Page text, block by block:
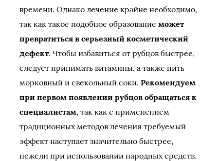
времени. Однако лечение крайне необходимо,
так как такое подобное образование может
превратиться в серьезный косметический
дефект. Чтобы избавиться от рубцов быстрее,
следует принимать витамины, а также пить
морковный и свекольный соки. Рекомендуем
при первом появлении рубцов обращаться к
специалистам, так как с применением
традиционных методов лечения требуемый
эффект наступает значительно быстрее,
нежели при использовании народных средств.